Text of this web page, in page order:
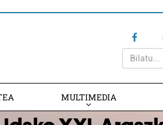
MULTIMEDIA